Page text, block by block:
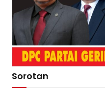
Sorotan